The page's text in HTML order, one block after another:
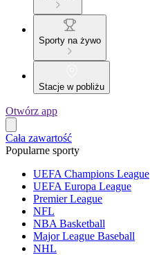
Sporty na żywo
Stacje w pobliżu
Otwórz app
Cała zawartość
Popularne sporty
UEFA Champions League
UEFA Europa League
Premier League
NFL
NBA Basketball
Major League Baseball
NHL